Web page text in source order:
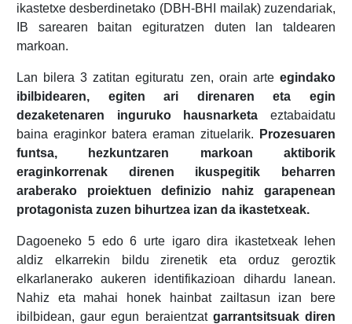
ikastetxe desberdinetako (DBH-BHI mailak) zuzendariak,
IB sarearen baitan egituratzen duten lan taldearen
markoan.
Lan bilera 3 zatitan egituratu zen, orain arteegindako
ibilbidearen, egiten ari direnaren eta egin
dezaketenaren inguruko hausnarketaeztabaidatu
baina eraginkor batera eraman zituelarik.
Prozesuaren
funtsa, hezkuntzaren markoan aktiborik
eraginkorrenak direnen ikuspegitik beharren
araberako proiektuen definizio nahiz garapenean
protagonista zuzen bihurtzea izan da ikastetxeak.
Dagoeneko 5 edo 6 urte igaro dira ikastetxeak lehen
aldiz elkarrekin bildu zirenetik eta orduz geroztik
elkarlanerako aukeren identifikazioan dihardu lanean.
Nahiz eta mahai honek hainbat zailtasun izan bere
ibilbidean, gaur egun beraientzat garrantsitsuak diren